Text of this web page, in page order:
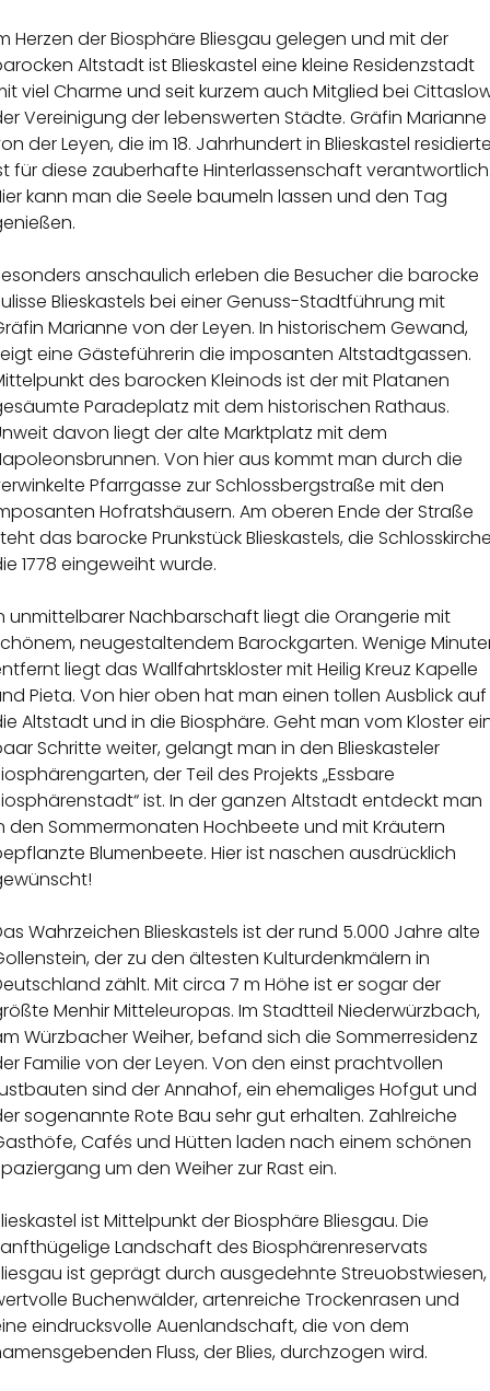
Herzen der Biosphäre Bliesgau gelegen und mit der
Altstadt ist Blieskastel eine kleine Residenzstadt
viel Charme und seit kurzem auch Mitglied bei
Vereinigung der lebenswerten Städte. Gräfin Marianne
der Leyen, die im 18. Jahrhundert in Blieskastel
für diese zauberhafte Hinterlassenschaft
kann man die Seele baumeln lassen und den Tag
anschaulich erleben die Besucher die barocke
Blieskastels bei einer Genuss-Stadtführung mit
Marianne von der Leyen. In historischem Gewand,
eine Gästeführerin die imposanten Altstadtgassen.
des barocken Kleinods ist der mit Platanen
Paradeplatz mit dem historischen Rathaus.
davon liegt der alte Marktplatz mit dem
Von hier aus kommt man durch die
Pfarrgasse zur Schlossbergstraße mit den
Hofratshäusern. Am oberen Ende der Straße
das barocke Prunkstück Blieskastels, die
1778 eingeweiht wurde.
unmittelbarer Nachbarschaft liegt die Orangerie mit
neugestaltendem Barockgarten. Wenige
liegt das Wallfahrtskloster mit Heilig Kreuz Kapelle
Pieta. Von hier oben hat man einen tollen Ausblick auf
Altstadt und in die Biosphäre. Geht man vom Kloster
Schritte weiter, gelangt man in den Blieskasteler
der Teil des Projekts „Essbare
ist. In der ganzen Altstadt entdeckt man
den Sommermonaten Hochbeete und mit Kräutern
Blumenbeete. Hier ist naschen ausdrücklich
Wahrzeichen Blieskastels ist der rund 5.000 Jahre alte
der zu den ältesten Kulturdenkmälern in
zählt. Mit circa 7 m Höhe ist er sogar der
Menhir Mitteleuropas. Im Stadtteil Niederwürzbach,
Würzbacher Weiher, befand sich die Sommerresidenz
Familie von der Leyen. Von den einst prachtvollen
sind der Annahof, ein ehemaliges Hofgut und
sogenannte Rote Bau sehr gut erhalten. Zahlreiche
Cafés und Hütten laden nach einem schönen
um den Weiher zur Rast ein.
ist Mittelpunkt der Biosphäre Bliesgau. Die
Landschaft des Biosphärenreservats
ist geprägt durch ausgedehnte Streuobstwiesen,
Buchenwälder, artenreiche Trockenrasen und
eindrucksvolle Auenlandschaft, die von dem
Fluss, der Blies, durchzogen wird.